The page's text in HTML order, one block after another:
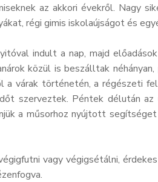
az akkori évekről. Nagy
régi gimis iskolaújságot és
indult a nap, majd
közül is beszálltak
várak történetén, a régészeti
szerveztek. Péntek délután
a műsorhoz nyújtott segítséget
vagy végigsétálni,